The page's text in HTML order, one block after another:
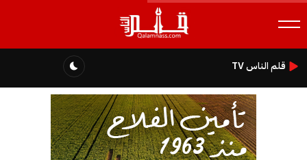
قلم الناس TV